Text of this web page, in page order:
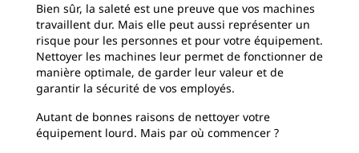
Bien sûr, la saleté est une preuve que vos machines
travaillent dur. Mais elle peut aussi représenter un
risque pour les personnes et pour votre équipement.
Nettoyer les machines leur permet de fonctionner de
manière optimale, de garder leur valeur et de
garantir la sécurité de vos employés.
Autant de bonnes raisons de nettoyer votre
équipement lourd. Mais par où commencer ?